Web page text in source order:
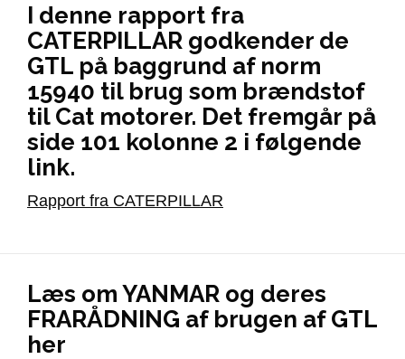
I denne rapport fra
CATERPILLAR godkender de
GTL på baggrund af norm
15940 til brug som brændstof
til Cat motorer. Det fremgår på
side 101 kolonne 2 i følgende
link.
Rapport fra CATERPILLAR
Læs om YANMAR og deres
FRARÅDNING af brugen af GTL
her